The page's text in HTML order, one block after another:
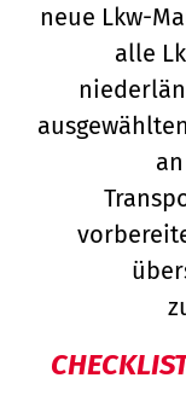
neue Lkw-
alle